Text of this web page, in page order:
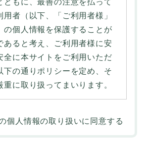
ともに、最善の注意を払って
用者（以下、「ご利用者様」
の個人情報を保護することが
あると考え、ご利用者様に安
全に本サイトをご利用いただ
下の通りポリシーを定め、そ
重に取り扱ってまいります。
収集・利用する目的について
個人情報の取り扱いに同意する